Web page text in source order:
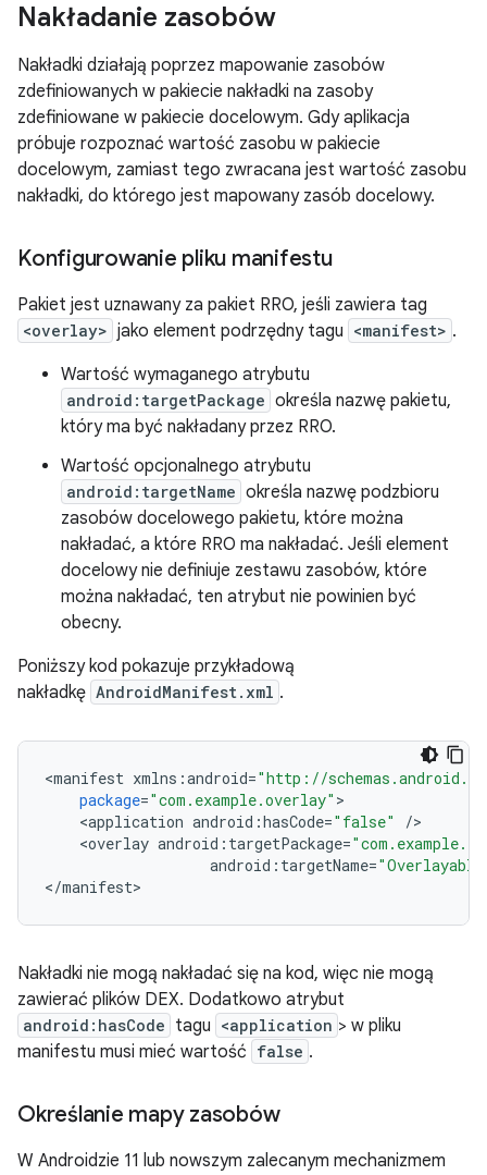
Nakładanie zasobów
Nakładki działają poprzez mapowanie zasobów
zdefiniowanych w pakiecie nakładki na zasoby
zdefiniowane w pakiecie docelowym. Gdy aplikacja
próbuje rozpoznać wartość zasobu w pakiecie
docelowym, zamiast tego zwracana jest wartość zasobu
nakładki, do którego jest mapowany zasób docelowy.
Konfigurowanie pliku manifestu
Pakiet jest uznawany za pakiet RRO, jeśli zawiera tag
<overlay> jako element podrzędny tagu <manifest> .
Wartość wymaganego atrybutu
android:targetPackage określa nazwę pakietu,
który ma być nakładany przez RRO.
Wartość opcjonalnego atrybutu
android:targetName określa nazwę podzbioru
zasobów docelowego pakietu, które można
nakładać, a które RRO ma nakładać. Jeśli element
docelowy nie definiuje zestawu zasobów, które
można nakładać, ten atrybut nie powinien być
obecny.
Poniższy kod pokazuje przykładową
nakładkę AndroidManifest.xml .
<manifest xmlns :android="http://
package="com.example.overlay"
<application android :hasCode="false" /
<overlay android : targetPackage=
android : targetName=
</manifest
Nakładki nie mogą nakładać się na kod, więc nie mogą
zawierać plików DEX. Dodatkowo atrybut
android:hasCode tagu <application > w pliku
manifestu musi mieć wartość false .
Określanie mapy zasobów
W Androidzie 11 lub nowszym zalecanym mechanizmem